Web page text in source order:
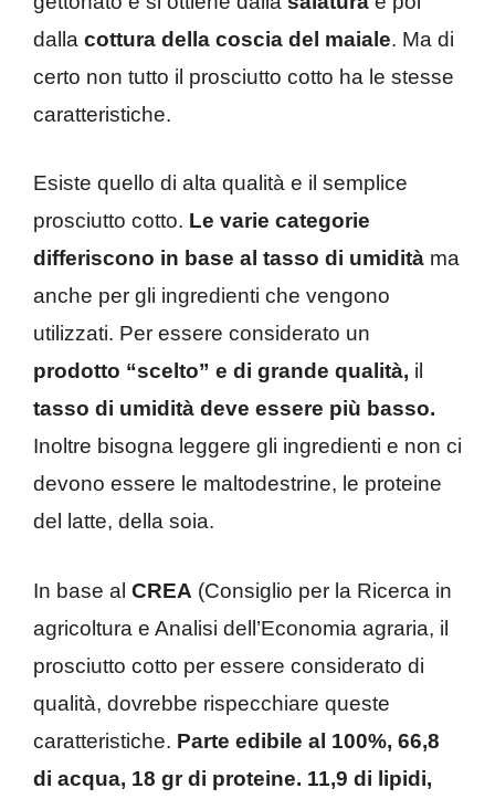
dalla cottura della coscia del maiale. Ma di
certo non tutto il prosciutto cotto ha le stesse
caratteristiche.
Esiste quello di alta qualità e il semplice
prosciutto cotto. Le varie categorie
differiscono in base al tasso di umidità ma
anche per gli ingredienti che vengono
utilizzati. Per essere considerato un
prodotto “scelto” e di grande qualità, il
tasso di umidità deve essere più basso.
Inoltre bisogna leggere gli ingredienti e non ci
devono essere le maltodestrine, le proteine
del latte, della soia.
In base al CREA (Consiglio per la Ricerca in
agricoltura e Analisi dell’Economia agraria, il
prosciutto cotto per essere considerato di
qualità, dovrebbe rispecchiare queste
caratteristiche. Parte edibile al 100%, 66,8
di acqua, 18 gr di proteine. 11,9 di lipidi,